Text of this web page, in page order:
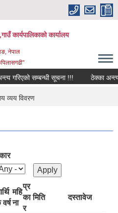
कार्यपालिकाको कार्यालय
नेपाल
गरिएको सम्बन्धी सूचना !!! ठेक्का अन्त्य
व्यय विवरण
महि
ना
प्र
का
र
मिति दस्तावेज